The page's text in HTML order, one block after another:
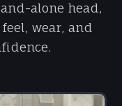
alone head,
wear, and